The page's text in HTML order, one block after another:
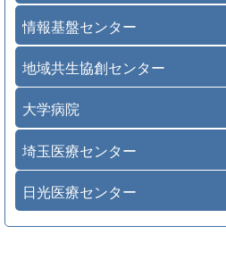
情報基盤センター
地域共生協創センター
大学病院
埼玉医療センター
日光医療センター